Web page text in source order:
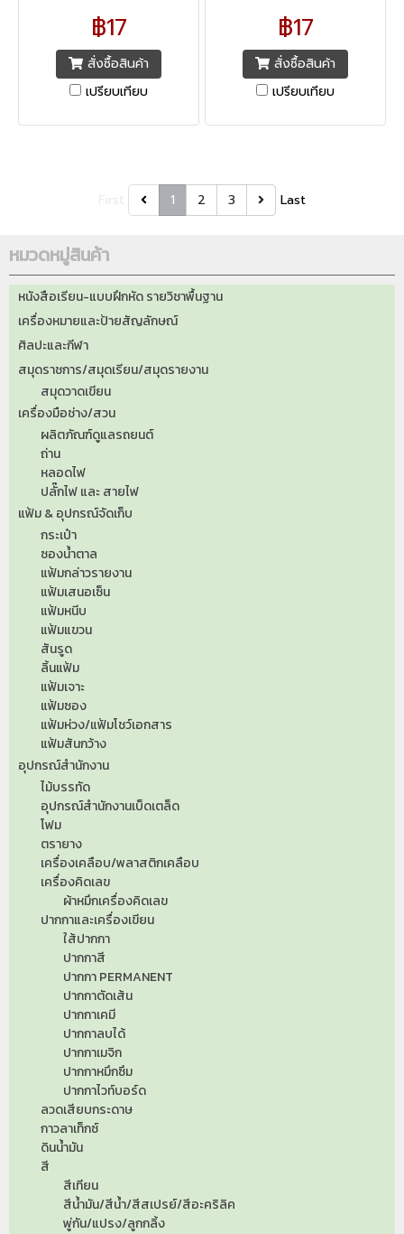
BLUE
฿17
สั่งซื้อสินค้า
เปรียบเทียบ
BLUE
฿17
สั่งซื้อสินค้า
เปรียบเทียบ
1 2 3 Last
หมวดหมู่สินค้า
หนังสือเรียน-แบบฝึกหัด รายวิชาพื้นฐาน
เครื่องหมายและป้ายสัญลักษณ์
ศิลปะและกีฬา
สมุดราชการ/สมุดเรียน/สมุดรายงาน
สมุดวาดเขียน
เครื่องมือช่าง/สวน
ผลิตภัณฑ์ดูแลรถยนต์
ถ่าน
หลอดไฟ
ปลั๊กไฟ และ สายไฟ
แฟ้ม & อุปกรณ์จัดเก็บ
กระเป๋า
ซองน้ำตาล
แฟ้มกล่าวรายงาน
แฟ้มเสนอเซ็น
แฟ้มหนีบ
แฟ้มแขวน
สันรูด
ลิ้นแฟ้ม
แฟ้มเจาะ
แฟ้มซอง
แฟ้มห่วง/แฟ้มโชว์เอกสาร
แฟ้มสันกว้าง
อุปกรณ์สำนักงาน
ไม้บรรทัด
อุปกรณ์สำนักงานเบ็ดเตล็ด
โฟม
ตรายาง
เครื่องเคลือบ/พลาสติกเคลือบ
เครื่องคิดเลข
ผ้าหมึกเครื่องคิดเลข
ปากกาและเครื่องเขียน
ใส้ปากกา
ปากกาสี
ปากกา PERMANENT
ปากกาตัดเส้น
ปากกาเคมี
ปากกาลบได้
ปากกาเมจิก
ปากกาหมึกซึม
ปากกาไวท์บอร์ด
ลวดเสียบกระดาษ
กาวลาเท็กซ์
ดินน้ำมัน
สี
สีเทียน
สีน้ำมัน/สีน้ำ/สีสเปรย์/สีอะคริลิค
พู่กัน/แปรง/ลูกกลิ้ง